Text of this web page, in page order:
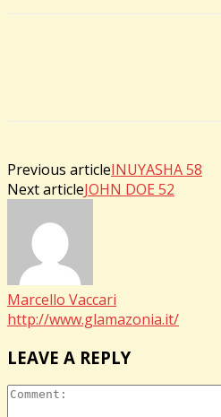
Previous articleINUYASHA 58
Next articleJOHN DOE 52
Marcello Vaccari
http://www.glamazonia.it/
LEAVE A REPLY